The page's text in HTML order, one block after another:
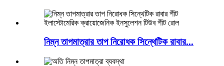
নিম্ন তাপমাত্রার তাপ নিরোধক সিন্থেটিক রাবার...